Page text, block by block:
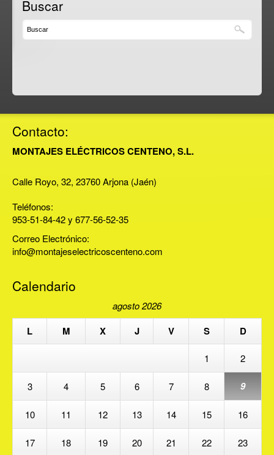
Buscar
Contacto:
MONTAJES ELÉCTRICOS CENTENO, S.L.
Calle Royo, 32, 23760 Arjona (Jaén)
Teléfonos:
953-51-84-42 y 677-56-52-35
Correo Electrónico:
info@montajeselectricoscenteno.com
Calendario
agosto 2026
L M X J V S D
1 2
3 4 5 6 7 8 9
10 11 12 13 14 15 16
17 18 19 20 21 22 23